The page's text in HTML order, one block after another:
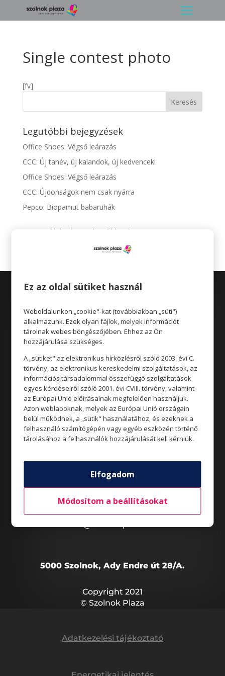
Single contest photo
[fv]
Legutóbbi bejegyzések
Office Shoes: Végső leárazás
CCC: Új tanév, új kalandok, új kedvencek!
Office Shoes: Végső leárazás
CCC: Újdonságok nem csak nyárra
Pepco: Biopamut babaruhák
Legutóbbi hozzászólások
Üzletek
Akciók
Aktualitások
Rólunk
Állásajánlatok
Hétfő – Szombat07:00 – 21:00
5000 Szolnok, Ady Endre út 28/A.
Copyright 2021
© Szolnok Plaza
Adatkezelési tájékoztató
Ez az oldal sütiket használ
Weboldalunkon „cookie"-kat (továbbiakban „süti")
alkalmazunk. Ezek olyan fájlok, melyek információt
tárolnak webes böngészőjében. Ehhez az Ön
hozzájárulása szükséges.
A „sütiket" az elektronikus hírközlésről szóló 2003. évi C.
törvény, az elektronikus kereskedelmi szolgáltatások, az
információs társadalommal összefüggő szolgáltatások
egyes kérdéseiről szóló 2001. évi CVIII. törvény, valamint
az Európai Unió előírásainak megfelelően használjuk.
Azon weblapoknak, melyek az Európai Unió országain
belül működnek, a „sütik" használatához, és ezeknek a
felhasználó számítógépén vagy egyéb eszközén történő
tárolásához a felhasználók hozzájárulását kell kérniük.
Elfogadom
Módosítom a beállításokat